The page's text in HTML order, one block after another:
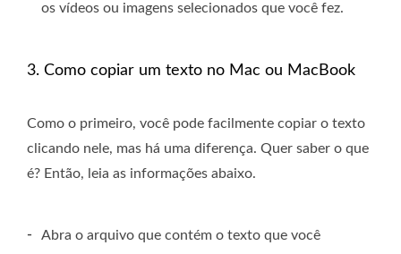
os vídeos ou imagens selecionados que você fez.
3. Como copiar um texto no Mac ou MacBook
Como o primeiro, você pode facilmente copiar o texto
clicando nele, mas há uma diferença. Quer saber o que
é? Então, leia as informações abaixo.
-
Abra o arquivo que contém o texto que você